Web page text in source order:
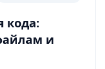
кода:
и